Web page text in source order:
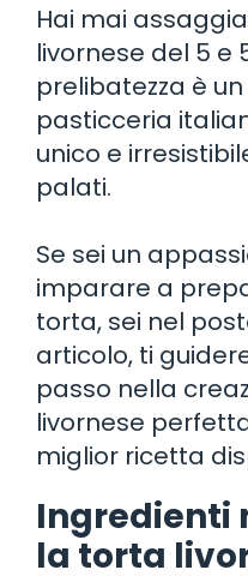
Hai mai
livornese del 5 e
prelibatezza è
pasticceria
unico e
palati.
Se sei un
imparare a
torta, sei nel
articolo, ti
passo nella
livornese
miglior ricetta
Ingredienti
la torta